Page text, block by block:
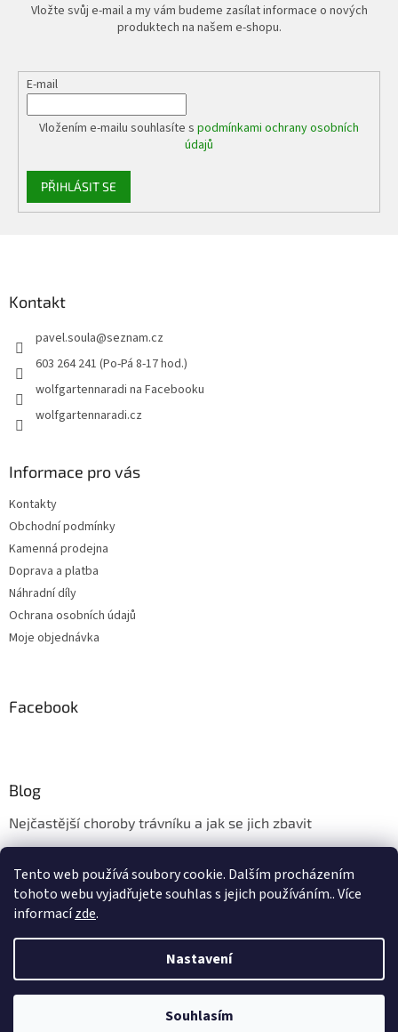
Tento web používá soubory cookie. Dalším procházením
tohoto webu vyjadřujete souhlas s jejich používáním.. Více
informacízde.
Nastavení
Souhlasím
Vložte svůj e-mail a my vám budeme zasílat informace o nových
produktech na našem e-shopu.
E-mail
Vložením e-mailu souhlasíte s podmínkami ochrany osobních
údajů
PŘIHLÁSIT SE
Kontakt
pavel.soula@seznam.cz
603 264 241 (Po-Pá 8-17 hod.)
wolfgartennaradi na Facebooku
wolfgartennaradi.cz
Informace pro vás
Kontakty
Obchodní podmínky
Kamenná prodejna
Doprava a platba
Náhradní díly
Ochrana osobních údajů
Moje objednávka
Facebook
Blog
Nejčastější choroby trávníku a jak se jich zbavit
Údržba trávníku v měsíci květnu
Vytvořil Shoptet
wolfgartennaradi.cz. Všechna práva vyhrazena.